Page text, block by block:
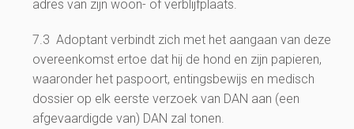
adres van zijn woon- of verblijfplaats.
7.3 Adoptant verbindt zich met het aangaan van deze
overeenkomst ertoe dat hij de hond en zijn papieren,
waaronder het paspoort, entingsbewijs en medisch
dossier op elk eerste verzoek van DAN aan (een
afgevaardigde van) DAN zal tonen.